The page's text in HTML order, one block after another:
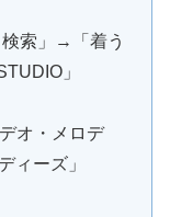
索」→「着う
」
オ・メロデ
ィーズ」